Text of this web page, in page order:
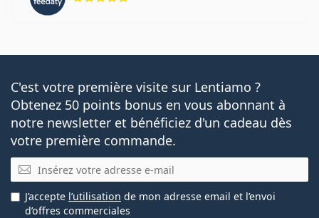
C'est votre première visite sur Lentiamo ?
Obtenez 50 points bonus en vous abonnant à
notre newsletter et bénéficiez d'un cadeau dès
votre première commande.
E-mail
J’accepte l’utilisation de mon adresse email et l’envoi
d’offres commerciales